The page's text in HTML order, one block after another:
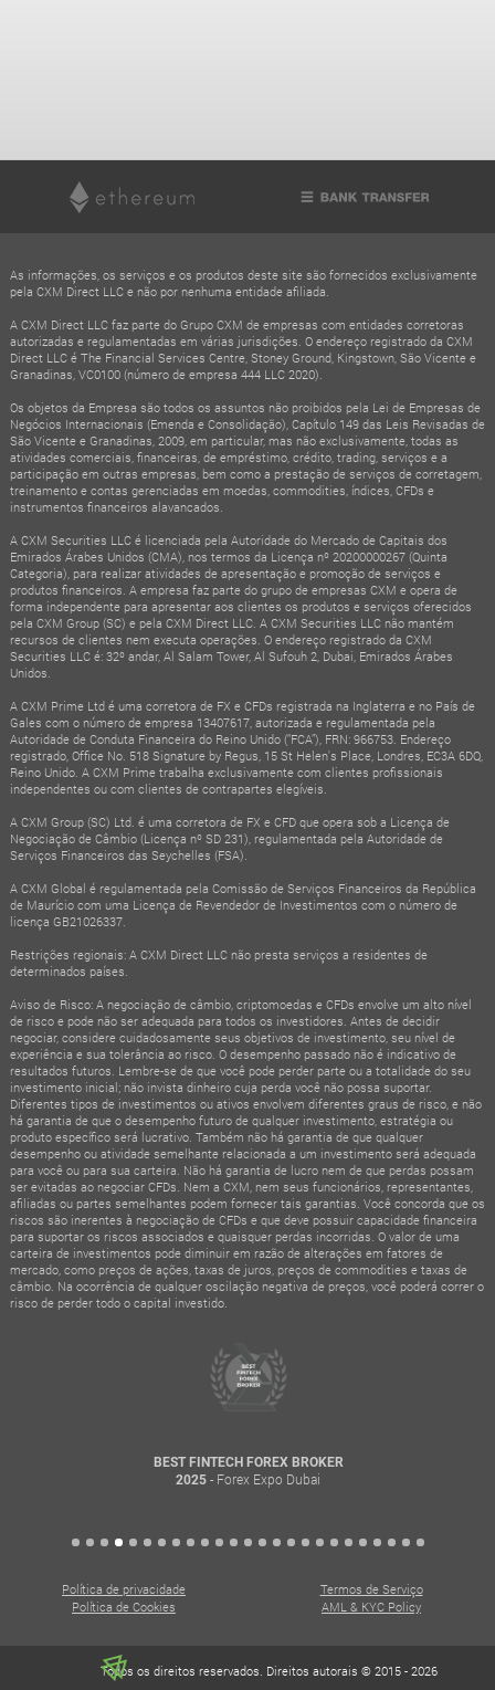
As informações, os serviços e os produtos deste site são fornecidos exclusivamente
pela CXM Direct LLC e não por nenhuma entidade afiliada.
A CXM Direct LLC faz parte do Grupo CXM de empresas com entidades corretoras
autorizadas e regulamentadas em várias jurisdições. O endereço registrado da CXM
Direct LLC é The Financial Services Centre, Stoney Ground, Kingstown, São Vicente e
Granadinas, VC0100 (número de empresa 444 LLC 2020).
Os objetos da Empresa são todos os assuntos não proibidos pela Lei de Empresas de
Negócios Internacionais (Emenda e Consolidação), Capítulo 149 das Leis Revisadas de
São Vicente e Granadinas, 2009, em particular, mas não exclusivamente, todas as
atividades comerciais, financeiras, de empréstimo, crédito, trading, serviços e a
participação em outras empresas, bem como a prestação de serviços de corretagem,
treinamento e contas gerenciadas em moedas, commodities, índices, CFDs e
instrumentos financeiros alavancados.
A CXM Securities LLC é licenciada pela Autoridade do Mercado de Capitais dos
Emirados Árabes Unidos (CMA), nos termos da Licença nº 20200000267 (Quinta
Categoria), para realizar atividades de apresentação e promoção de serviços e
produtos financeiros. A empresa faz parte do grupo de empresas CXM e opera de
forma independente para apresentar aos clientes os produtos e serviços oferecidos
pela CXM Group (SC) e pela CXM Direct LLC. A CXM Securities LLC não mantém
recursos de clientes nem executa operações. O endereço registrado da CXM
Securities LLC é: 32º andar, Al Salam Tower, Al Sufouh 2, Dubai, Emirados Árabes
Unidos.
A CXM Prime Ltd é uma corretora de FX e CFDs registrada na Inglaterra e no País de
Gales com o número de empresa 13407617, autorizada e regulamentada pela
Autoridade de Conduta Financeira do Reino Unido (“FCA”), FRN: 966753. Endereço
registrado, Office No. 518 Signature by Regus, 15 St Helen's Place, Londres, EC3A 6DQ,
Reino Unido. A CXM Prime trabalha exclusivamente com clientes profissionais
independentes ou com clientes de contrapartes elegíveis.
A CXM Group (SC) Ltd. é uma corretora de FX e CFD que opera sob a Licença de
Negociação de Câmbio (Licença nº SD 231), regulamentada pela Autoridade de
Serviços Financeiros das Seychelles (FSA).
A CXM Global é regulamentada pela Comissão de Serviços Financeiros da República
de Maurício com uma Licença de Revendedor de Investimentos com o número de
licença GB21026337.
Restrições regionais: A CXM Direct LLC não presta serviços a residentes de
determinados países.
Aviso de Risco: A negociação de câmbio, criptomoedas e CFDs envolve um alto nível
de risco e pode não ser adequada para todos os investidores. Antes de decidir
negociar, considere cuidadosamente seus objetivos de investimento, seu nível de
experiência e sua tolerância ao risco. O desempenho passado não é indicativo de
resultados futuros. Lembre-se de que você pode perder parte ou a totalidade do seu
investimento inicial; não invista dinheiro cuja perda você não possa suportar.
Diferentes tipos de investimentos ou ativos envolvem diferentes graus de risco, e não
há garantia de que o desempenho futuro de qualquer investimento, estratégia ou
produto específico será lucrativo. Também não há garantia de que qualquer
desempenho ou atividade semelhante relacionada a um investimento será adequada
para você ou para sua carteira. Não há garantia de lucro nem de que perdas possam
ser evitadas ao negociar CFDs. Nem a CXM, nem seus funcionários, representantes,
afiliadas ou partes semelhantes podem fornecer tais garantias. Você concorda que os
riscos são inerentes à negociação de CFDs e que deve possuir capacidade financeira
para suportar os riscos associados e quaisquer perdas incorridas. O valor de uma
carteira de investimentos pode diminuir em razão de alterações em fatores de
mercado, como preços de ações, taxas de juros, preços de commodities e taxas de
câmbio. Na ocorrência de qualquer oscilação negativa de preços, você poderá correr o
risco de perder todo o capital investido.
TOP 100 TRUSTED FINANCIAL
INSTITUTIONS AWARD
Política de privacidade
Termos de Serviço
Política de Cookies
AML & KYC Policy
Todos os direitos reservados. Direitos autorais © 2015 - 2026